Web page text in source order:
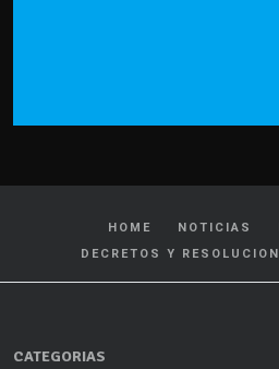
HOME NOTICIAS
DECRETOS Y
CATEGORIAS